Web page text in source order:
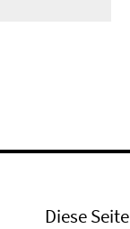
Diese Seite